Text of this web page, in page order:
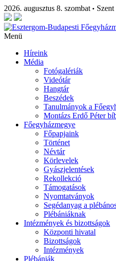
2026. augusztus 8. szombat •
Menü
Híreink
Média
Fotógalériák
Videótár
Hangtár
Beszédek
Tanulmányok a
Montázs Erdő Péter
Főegyházmegye
Főpapjaink
Történet
Névtár
Körlevelek
Gyászjelentések
Rekollekció
Támogatások
Nyomtatványok
Segédanyag a
Plébániáknak
Intézmények és bizottságok
Központi hivatal
Bizottságok
Intézmények
Plébániák